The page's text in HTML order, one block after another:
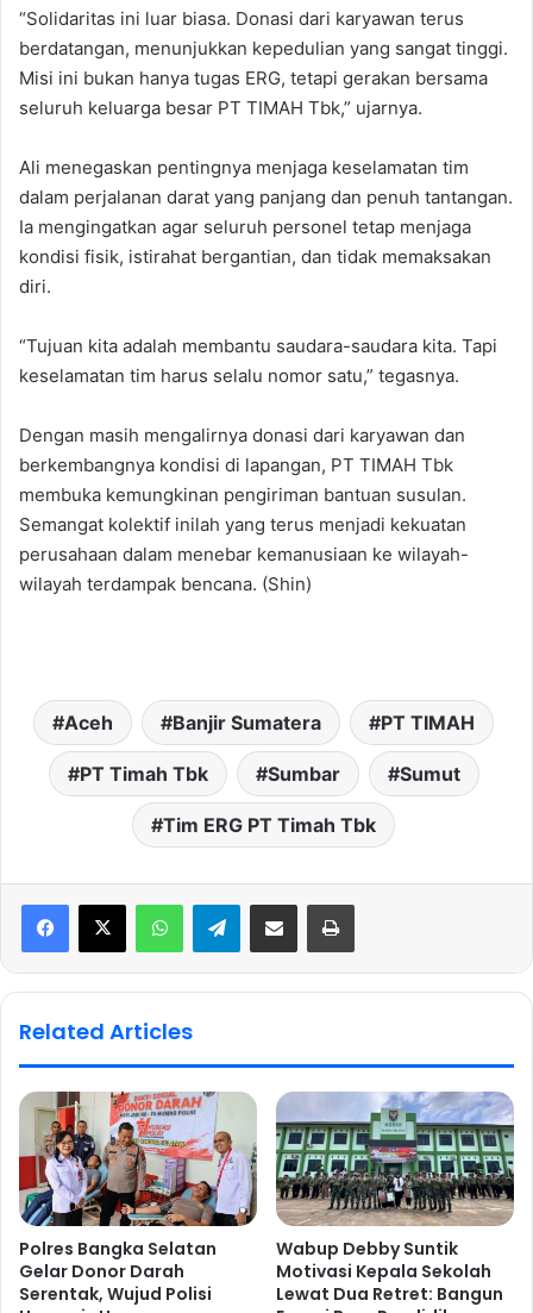
“Solidaritas ini luar biasa. Donasi dari karyawan terus
berdatangan, menunjukkan kepedulian yang sangat tinggi.
Misi ini bukan hanya tugas ERG, tetapi gerakan bersama
seluruh keluarga besar PT TIMAH Tbk,” ujarnya.
Ali menegaskan pentingnya menjaga keselamatan tim
dalam perjalanan darat yang panjang dan penuh tantangan.
Ia mengingatkan agar seluruh personel tetap menjaga
kondisi fisik, istirahat bergantian, dan tidak memaksakan
diri.
“Tujuan kita adalah membantu saudara-saudara kita. Tapi
keselamatan tim harus selalu nomor satu,” tegasnya.
Dengan masih mengalirnya donasi dari karyawan dan
berkembangnya kondisi di lapangan, PT TIMAH Tbk
membuka kemungkinan pengiriman bantuan susulan.
Semangat kolektif inilah yang terus menjadi kekuatan
perusahaan dalam menebar kemanusiaan ke wilayah-
wilayah terdampak bencana. (Shin)
Aceh Banjir Sumatera PT TIMAH
PT Timah Tbk Sumbar Sumut
Tim ERG PT Timah Tbk
WhatsAppTelegramShare via Email Print
Related Articles
Polres Bangka Selatan
Gelar Donor Darah
Serentak, Wujud Polisi
Wabup Debby Suntik
Motivasi Kepala Sekolah
Lewat Dua Retret: Bangun